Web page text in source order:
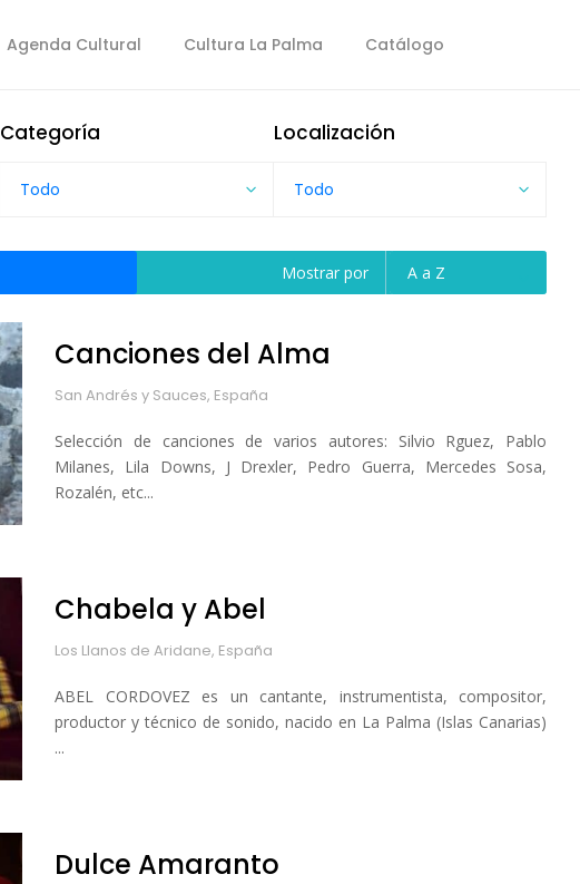
Agenda Cultural Cultura La Palma Catálogo
Categoría
Todo
Localización
Todo
Mostrar por A a Z
Canciones del Alma
San Andrés y Sauces, España
Selección de canciones de varios autores: Silvio Rguez, Pablo
Milanes, Lila Downs, J Drexler, Pedro Guerra, Mercedes Sosa,
Rozalén, etc...
Chabela y Abel
Los Llanos de Aridane, España
ABEL CORDOVEZ es un cantante, instrumentista, compositor,
productor y técnico de sonido, nacido en La Palma (Islas Canarias)
...
Dulce Amaranto